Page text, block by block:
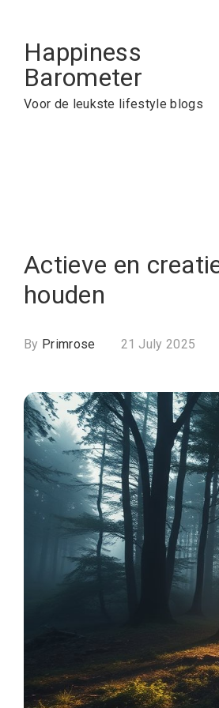
contentHappiness
Barometer
Voor de leukste lifestyle blogs
Actieve en
houden
By Primrose 21 July 2025